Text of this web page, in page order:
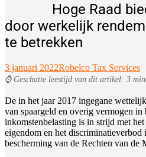
Hoge Raad
door werkelijk
te betrekken
3 januari 2022Robelco Tax Services
⌚ Geschatte leestijd van dit artikel: 3
De in het jaar 2017 ingegane
van spaargeld en overig vermogen in
inkomstenbelasting is in strijd met
eigendom en het discriminatieverbod
bescherming van de Rechten van de